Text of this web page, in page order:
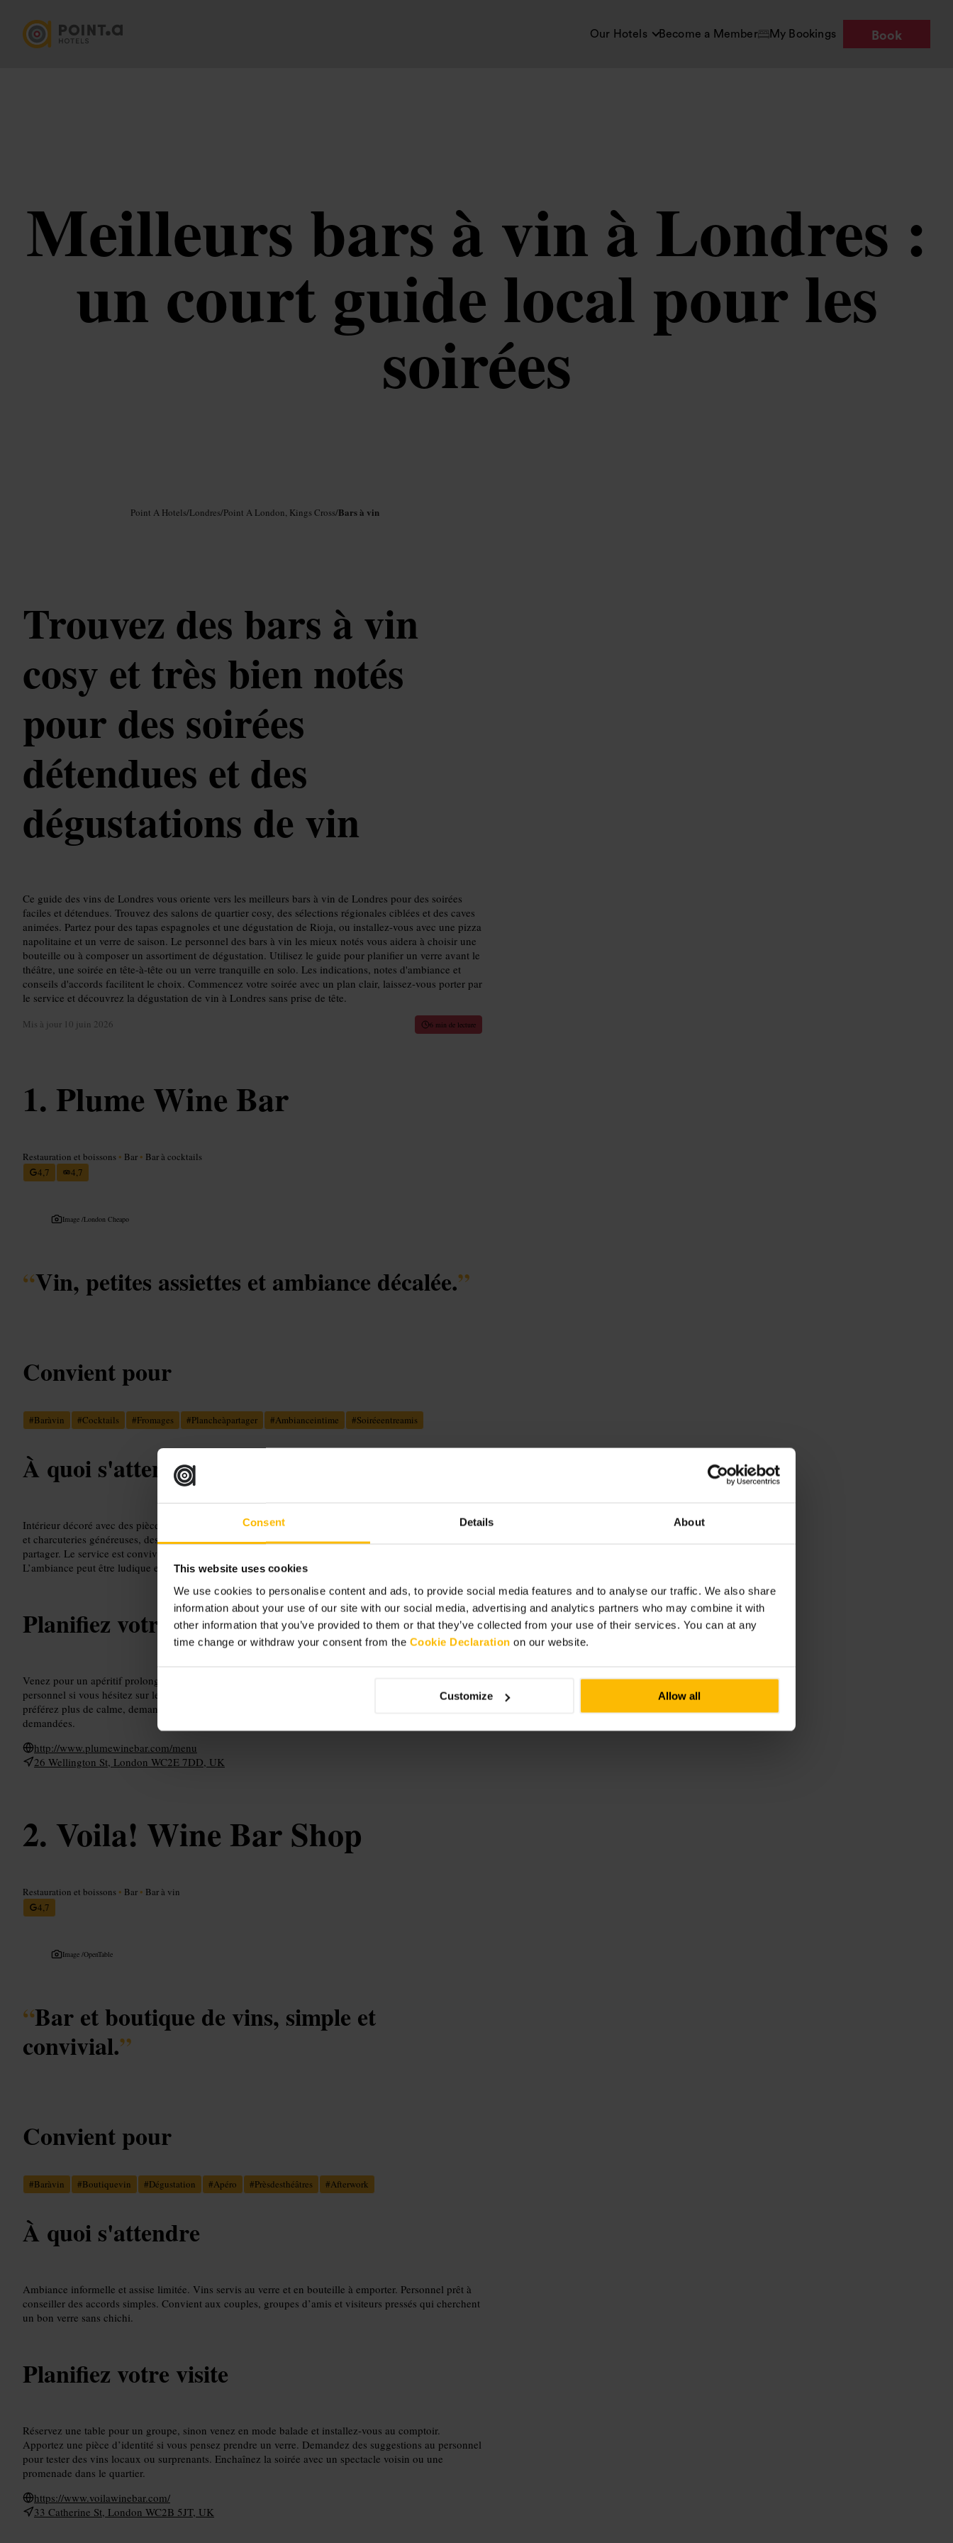
Consent Details About
This website uses cookies
We use cookies to personalise content and ads, to provide social media features and to analyse our traffic. We also share
information about your use of our site with our social media, advertising and analytics partners who may combine it with
other information that you’ve provided to them or that they’ve collected from your use of their services. You can at any
time change or withdraw your consent from the Cookie Declaration on our website.
Customize Allow all
Our Hotels Become a Member My Bookings Book
Meilleurs bars à vin à Londres :
un court guide local pour les
soirées
Point A Hotels/Londres/Point A London, Kings Cross/Bars à vin
Trouvez des bars à vin
cosy et très bien notés
pour des soirées
détendues et des
dégustations de vin
Ce guide des vins de Londres vous oriente vers les meilleurs bars à vin de Londres pour des soirées
faciles et détendues. Trouvez des salons de quartier cosy, des sélections régionales ciblées et des caves
animées. Partez pour des tapas espagnoles et une dégustation de Rioja, ou installez-vous avec une pizza
napolitaine et un verre de saison. Le personnel des bars à vin les mieux notés vous aidera à choisir une
bouteille ou à composer un assortiment de dégustation. Utilisez le guide pour planifier un verre avant le
théâtre, une soirée en tête-à-tête ou un verre tranquille en solo. Les indications, notes d'ambiance et
conseils d'accords facilitent le choix. Commencez votre soirée avec un plan clair, laissez-vous porter par
le service et découvrez la dégustation de vin à Londres sans prise de tête.
Mis à jour 10 juin 2026 6 min de lecture
Plume Wine Bar
Restauration et boissons • Bar • Bar à cocktails
4,7
4,7
Image /London Cheapo
“Vin, petites assiettes et ambiance décalée.”
Convient pour
#Baràvin #Cocktails #Fromages #Plancheàpartager #Ambianceintime #Soiréeentreamis
À quoi s'attendre
Intérieur décoré avec des pièces originales et une lumière tamisée. On trouve des planches de fromages
et charcuteries généreuses, des plats chauds comme le camembert fondu et des petites recettes à
partager. Le service est convivial et les équipes conseillent volontiers des accords vin et mets.
L’ambiance peut être ludique et animée selon la soirée.
Planifiez votre visite
Venez pour un apéritif prolongé ou une petite soirée gourmande. Demandez des suggestions au
personnel si vous hésitez sur le vin. Prenez une planche à partager si vous êtes à plusieurs. Si vous
préférez plus de calme, demandez une table à l’étage inférieur. Pensez à réserver pour les soirées très
demandées.
http://www.plumewinebar.com/menu
26 Wellington St, London WC2E 7DD, UK
Voila! Wine Bar Shop
Restauration et boissons • Bar • Bar à vin
4,7
Image /OpenTable
“Bar et boutique de vins, simple et
convivial.”
Convient pour
#Baràvin #Boutiquevin #Dégustation #Apéro #Prèsdesthéâtres #Afterwork
À quoi s'attendre
Ambiance informelle et assise limitée. Vins servis au verre et en bouteille à emporter. Personnel prêt à
conseiller des accords simples. Convient aux couples, groupes d’amis et visiteurs pressés qui cherchent
un bon verre sans chichi.
Planifiez votre visite
Réservez une table pour un groupe, sinon venez en mode balade et installez-vous au comptoir.
Apportez une pièce d’identité si vous pensez prendre un verre. Demandez des suggestions au personnel
pour tester des vins locaux ou surprenants. Enchaînez la soirée avec un spectacle voisin ou une
promenade dans le quartier.
https://www.voilawinebar.com/
33 Catherine St, London WC2B 5JT, UK